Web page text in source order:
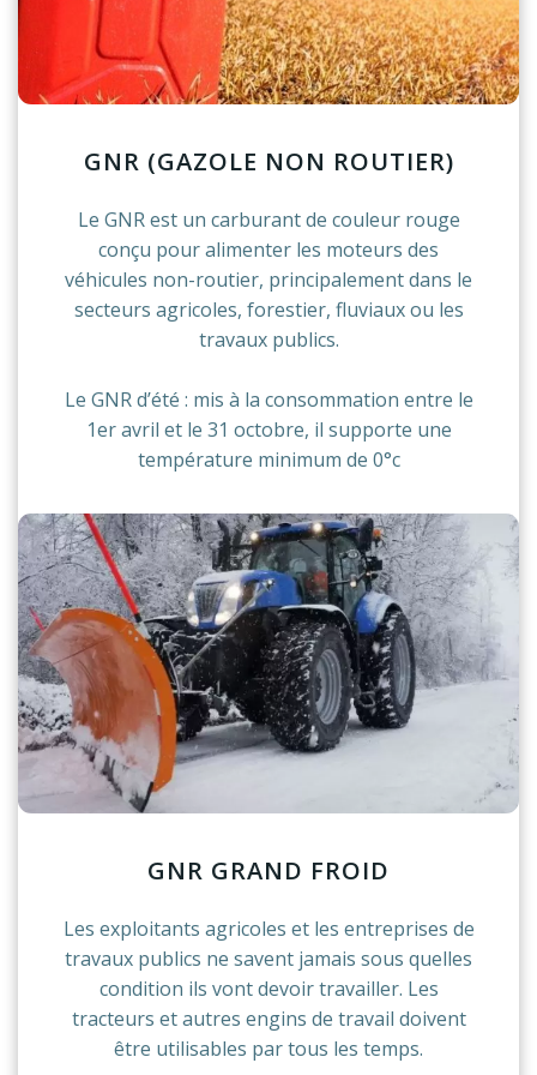
GNR (GAZOLE NON ROUTIER)
Le GNR est un carburant de couleur rouge
conçu pour alimenter les moteurs des
véhicules non-routier, principalement dans le
secteurs agricoles, forestier, fluviaux ou les
travaux publics.
Le GNR d’été : mis à la consommation entre le
1er avril et le 31 octobre, il supporte une
température minimum de 0°c
GNR GRAND FROID
Les exploitants agricoles et les entreprises de
travaux publics ne savent jamais sous quelles
condition ils vont devoir travailler. Les
tracteurs et autres engins de travail doivent
être utilisables par tous les temps.